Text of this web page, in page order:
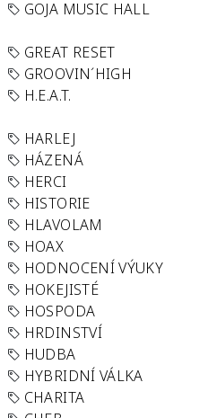
GOJA MUSIC HALL
GREAT RESET
GROOVIN´HIGH
H.E.A.T.
HARLEJ
HÁZENÁ
HERCI
HISTORIE
HLAVOLAM
HOAX
HODNOCENÍ VÝUKY
HOKEJISTÉ
HOSPODA
HRDINSTVÍ
HUDBA
HYBRIDNÍ VÁLKA
CHARITA